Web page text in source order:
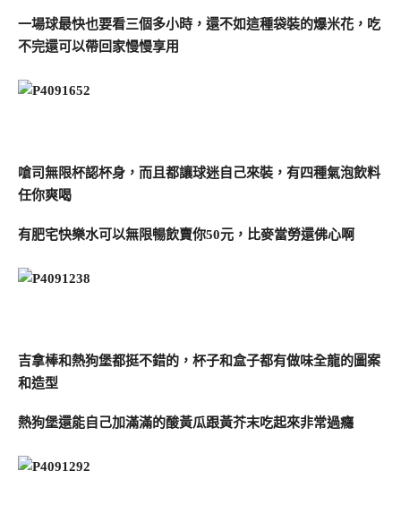
一場球最快也要看三個多小時，還不如這種袋裝的爆米花，吃
不完還可以帶回家慢慢享用
嗆司無限杯認杯身，而且都讓球迷自己來裝，有四種氣泡飲料
任你爽喝
有肥宅快樂水可以無限暢飲賣你50元，比麥當勞還佛心啊
吉拿棒和熱狗堡都挺不錯的，杯子和盒子都有做味全龍的圖案
和造型
熱狗堡還能自己加滿滿的酸黃瓜跟黃芥末吃起來非常過癮